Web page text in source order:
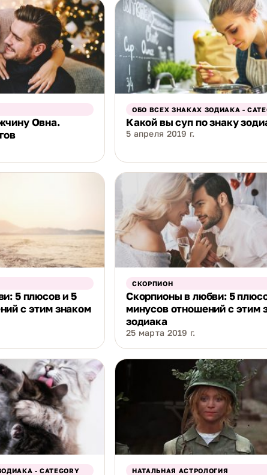
Овна.
ОБО ВСЕХ ЗНАКАХ ЗОДИАКА -
Какой вы суп по знаку
5 апреля 2019 г.
5 плюсов и 5
с этим знаком
СКОРПИОН
Скорпионы в любви: 5
минусов отношений с этим
зодиака
25 марта 2019 г.
- CATEGORY НАТАЛЬНАЯ АСТРОЛОГИЯ